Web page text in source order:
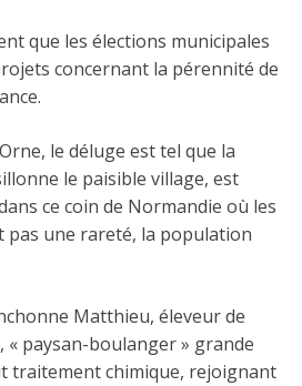
que les élections municipales
concernant la pérennité de
le déluge est tel que la
le paisible village, est
ce coin de Normandie où les
pas une rareté, la population
Matthieu, éleveur de
« paysan-boulanger » grande
traitement chimique, rejoignant